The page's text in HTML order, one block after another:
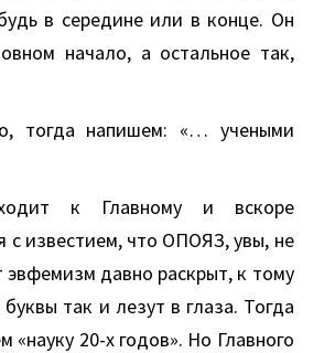
в середине или в конце. Он
начало, а остальное так,
тогда напишем: «… учеными
к Главному и вскоре
с известием, что ОПОЯЗ, увы, не
эвфемизм давно раскрыт, к тому
так и лезут в глаза. Тогда
«науку 20-х годов». Но Главного